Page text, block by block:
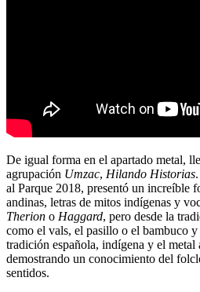
De igual forma en el apartado metal,
agrupación Umzac, Hilando Historias
al Parque 2018, presentó un increíble
andinas, letras de mitos indígenas y
Therion o Haggard, pero desde la
como el vals, el pasillo o el bambuco
tradición española, indígena y el
demostrando un conocimiento del
sentidos.